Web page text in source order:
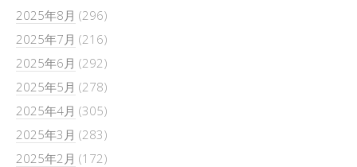
2025年8月 (296)
2025年7月 (216)
2025年6月 (292)
2025年5月 (278)
2025年4月 (305)
2025年3月 (283)
2025年2月 (172)